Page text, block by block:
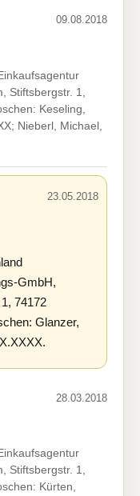
09.08.2018
Stiftsbergstr. 1,
Keseling,
Nieberl, Michael,
23.05.2018
GmbH,
74172
Glanzer,
28.03.2018
Stiftsbergstr. 1,
Kürten,